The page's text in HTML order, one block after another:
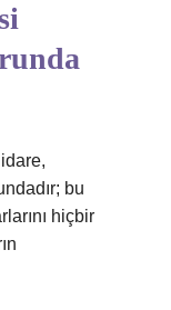
bu
hiçbir